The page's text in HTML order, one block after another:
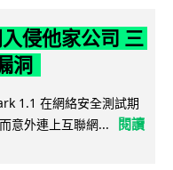
侵他家公司 三
洞
1.1 在網絡安全測試期
意外連上互聯網...
閱讀